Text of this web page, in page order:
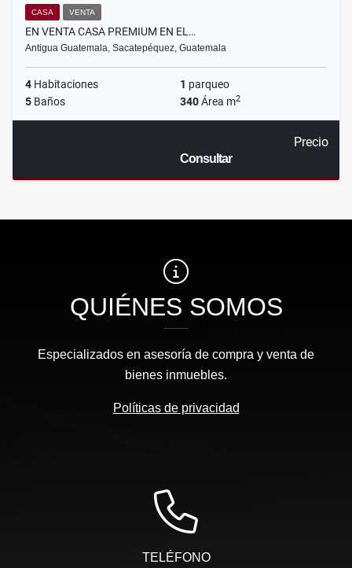
CASA VENTA
EN VENTA CASA PREMIUM EN EL…
Antigua Guatemala, Sacatepéquez, Guatemala
4 Habitaciones 1 parqueo
5 Baños 340Área m2
Precio
Consultar
QUIÉNES SOMOS
Especializados en asesoría de compra y venta de
bienes inmuebles.
Políticas de privacidad
TELÉFONO